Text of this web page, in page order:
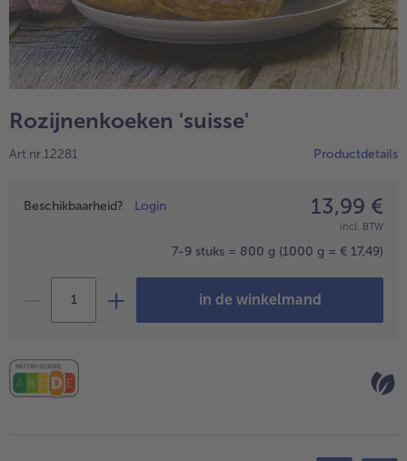
High Protein
alleHigh Protein
Rozijnenkoeken 'suisse'
Art.nr.12281 Productdetails
Prijsopgave
Beschikbaarheid? Login 13,99 €
incl. BTW
7-9 stuks = 800 g (1000 g = € 17,49)
in de winkelmand